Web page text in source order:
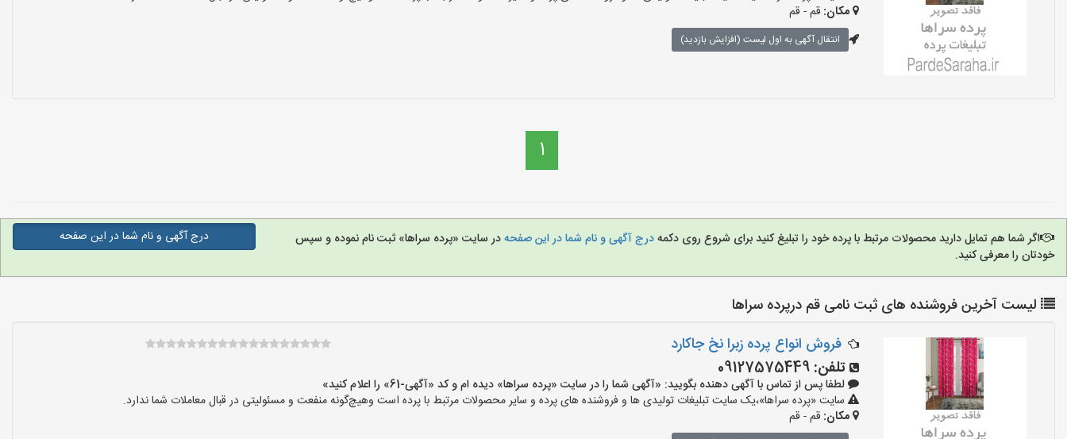
مکان: قم - قم
انتقال آگهی به اول لیست (افزایش بازدید)
1
اگر شما هم تمایل دارید محصولات مرتبط با پرده خود را تبلیغ کنید برای شروع روی دکمهدرج آگهی و نام شما در این صفحهدر سایت «پرده سراها» ثبت نام نموده و سپس
خودتان را معرفی کنید.
درج آگهی و نام شما در این صفحه
لیست آخرین فروشنده های ثبت نامی قم درپرده سراها
فروش انواع پرده زبرا نخ جاکارد
تلفن: 09127575449
لطفا پس از تماس با آگهی دهنده بگویید: «آگهی شما را در سایت «پرده سراها» دیده ام و کد «آگهی-61» را اعلام کنید»
سایت «پرده سراها»،یک سایت تبلیغات تولیدی ها و فروشنده های پرده و سایر محصولات مرتبط با پرده است وهیچ‌گونه منفعت و مسئولیتی در قبال معاملات شما ندارد.
مکان: قم - قم